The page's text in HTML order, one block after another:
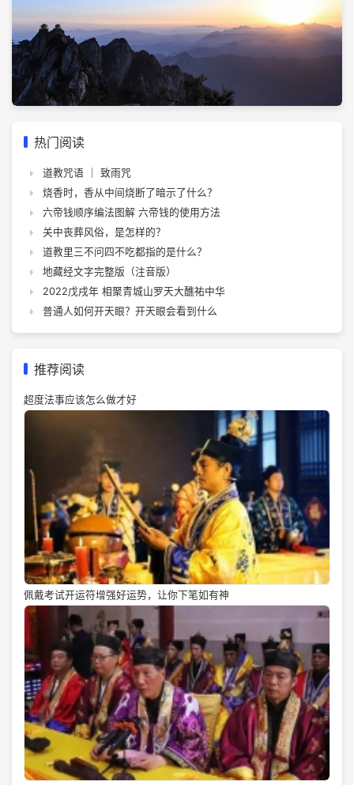
热门阅读
道教咒语 ｜ 致雨咒
烧香时，香从中间烧断了暗示了什么？
六帝钱顺序编法图解 六帝钱的使用方法
关中丧葬风俗，是怎样的？
道教里三不问四不吃都指的是什么？
地藏经文字完整版（注音版）
2022戊戌年 相聚青城山罗天大醮祐中华
普通人如何开天眼？开天眼会看到什么
推荐阅读
超度法事应该怎么做才好
佩戴考试开运符增强好运势，让你下笔如有神